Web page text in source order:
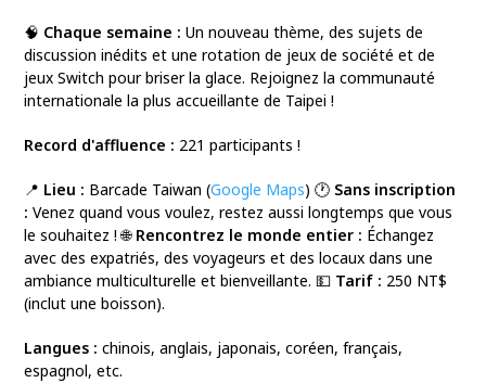
🧠 Chaque semaine : Un nouveau thème, des sujets de
discussion inédits et une rotation de jeux de société et de
jeux Switch pour briser la glace. Rejoignez la communauté
internationale la plus accueillante de Taipei !
Record d'affluence : 221 participants !
📍 Lieu : Barcade Taiwan (Google Maps) 🕐 Sans inscription
: Venez quand vous voulez, restez aussi longtemps que vous
le souhaitez ! 🌐 Rencontrez le monde entier : Échangez
avec des expatriés, des voyageurs et des locaux dans une
ambiance multiculturelle et bienveillante. 💵 Tarif : 250 NT$
(inclut une boisson).
Langues : chinois, anglais, japonais, coréen, français,
espagnol, etc.